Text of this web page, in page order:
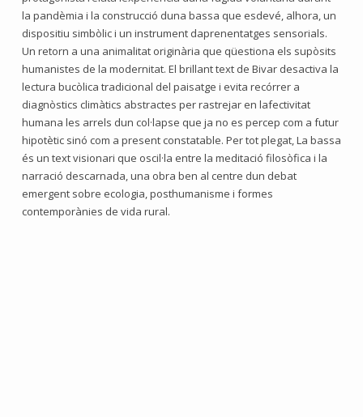
la pandèmia i la construcció duna bassa que esdevé, alhora, un
dispositiu simbòlic i un instrument daprenentatges sensorials.
Un retorn a una animalitat originària que qüestiona els supòsits
humanistes de la modernitat. El brillant text de Bivar desactiva la
lectura bucòlica tradicional del paisatge i evita recórrer a
diagnòstics climàtics abstractes per rastrejar en lafectivitat
humana les arrels dun col·lapse que ja no es percep com a futur
hipotètic sinó com a present constatable. Per tot plegat, La bassa
és un text visionari que oscil·la entre la meditació filosòfica i la
narració descarnada, una obra ben al centre dun debat
emergent sobre ecologia, posthumanisme i formes
contemporànies de vida rural.